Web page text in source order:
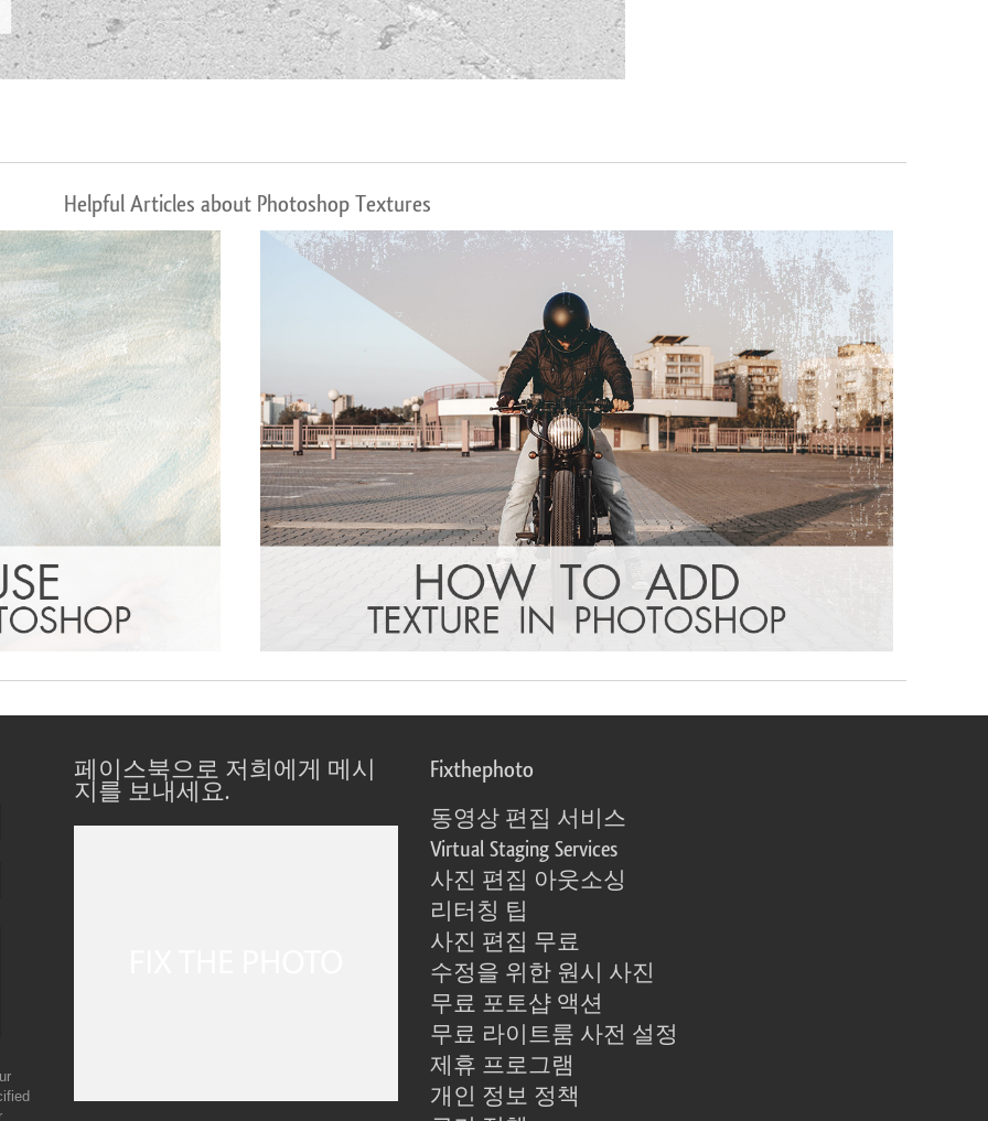
Helpful Articles about Photoshop Textures
페이스북으로 저희에게 메시
지를 보내세요.
Fixthephoto
동영상 편집 서비스
Virtual Staging Services
사진 편집 아웃소싱
리터칭 팁
사진 편집 무료
수정을 위한 원시 사진
무료 포토샵 액션
무료 라이트룸 사전 설정
제휴 프로그램
개인 정보 정책